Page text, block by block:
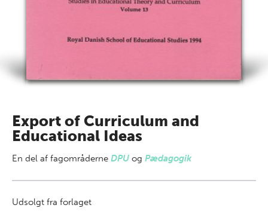
Export of Curriculum and
Educational Ideas
En del af fagområderne DPU og Pædagogik
Udsolgt fra forlaget